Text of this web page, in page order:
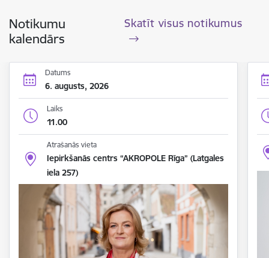
Notikumu
kalendārs
Skatīt visus notikumus
Datums
6. augusts, 2026
Laiks
11.00
Atrašanās vieta
Iepirkšanās centrs “AKROPOLE Rīga” (Latgales
iela 257)